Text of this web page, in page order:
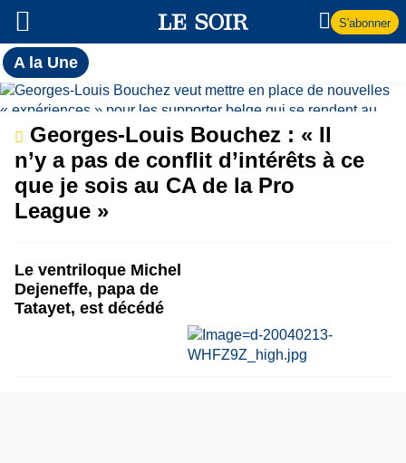
S'abonner
A la UneToutes
l'actualité
du Soir
A
la
Une
Georges-Louis Bouchez : « Il
n’y a pas de conflit d’intérêts à ce
que je sois au CA de la Pro
League »
Le ventriloque Michel
Dejeneffe, papa de
Tatayet, est décédé